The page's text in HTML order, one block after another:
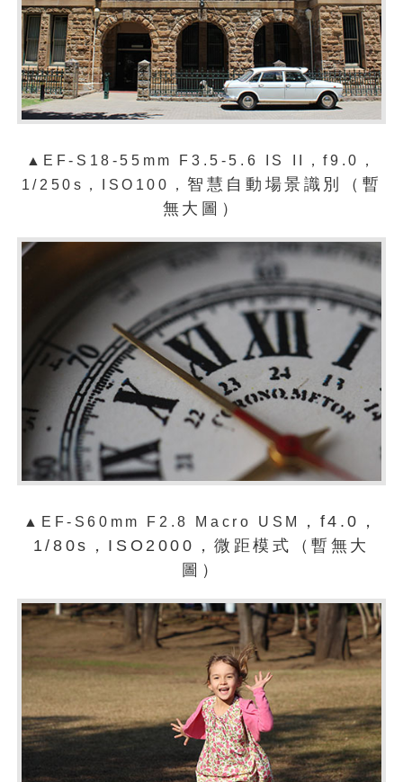
▲ EF-S18-55mm F3.5-5.6 IS II，f9.0，
1/250s，ISO100， 智慧自動場景識別（暫
無大圖）
▲ EF-S60mm F2.8 Macro USM
，f4.0，
1/80s，ISO2000，微距模式（暫無大
圖）